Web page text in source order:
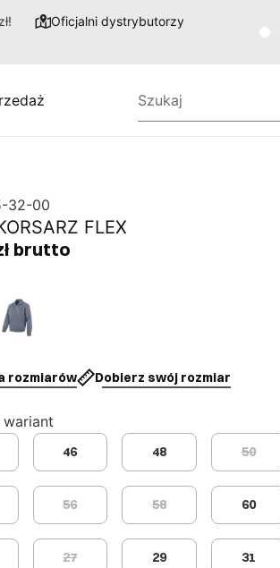
Oficjalni dystrybutorzy
32-00
FLEX
brutto
rozmiarów Dobierz swój rozmiar
46 48 50
56 58 60
27 29 31